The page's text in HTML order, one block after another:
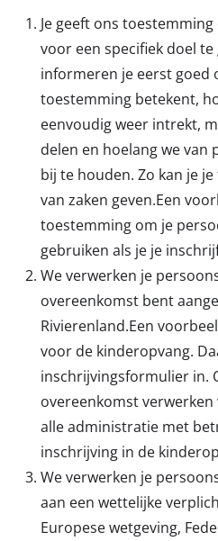
Je geeft ons
voor een specifiek doel
informeren je eerst goed
toestemming betekent,
eenvoudig weer intrekt,
delen en hoelang we van
bij te houden. Zo kan je
van zaken geven.Een
toestemming om je
gebruiken als je je
We verwerken je
overeenkomst bent
Rivierenland.Een
voor de kinderopvang.
inschrijvingsformulier in.
overeenkomst
alle administratie met
inschrijving in de
We verwerken je
aan een wettelijke
Europese wetgeving,